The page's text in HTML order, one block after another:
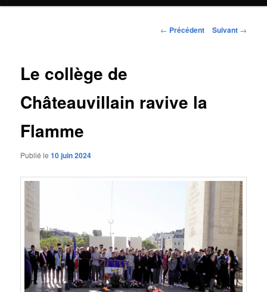
Navigation
← Précédent Suivant →
Le collège de
Châteauvillain ravive la
Flamme
Publié le10 juin 2024